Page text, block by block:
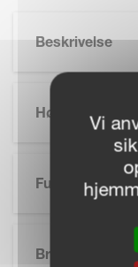
Beskrivelse
Højdepunkter
Funktioner
Brochure
Vi